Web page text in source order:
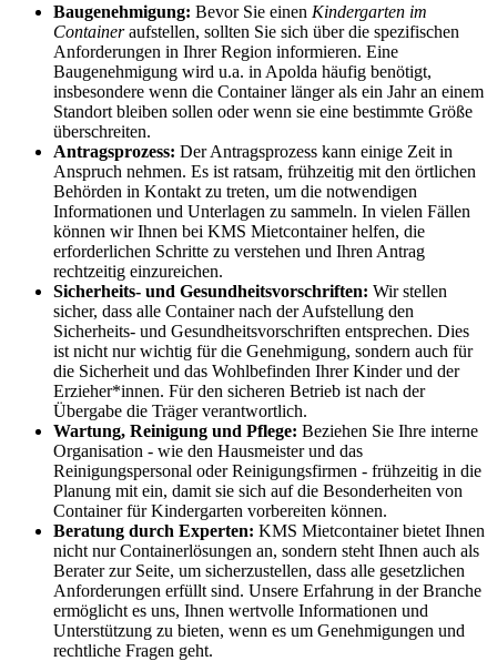
Baugenehmigung: Bevor Sie einen Kindergarten im
Containeraufstellen, sollten Sie sich über die spezifischen
Anforderungen in Ihrer Region informieren. Eine
Baugenehmigung wird u.a. in Apolda häufig benötigt,
insbesondere wenn die Container länger als ein Jahr an einem
Standort bleiben sollen oder wenn sie eine bestimmte Größe
überschreiten.
Antragsprozess: Der Antragsprozess kann einige Zeit in
Anspruch nehmen. Es ist ratsam, frühzeitig mit den örtlichen
Behörden in Kontakt zu treten, um die notwendigen
Informationen und Unterlagen zu sammeln. In vielen Fällen
können wir Ihnen bei KMS Mietcontainer helfen, die
erforderlichen Schritte zu verstehen und Ihren Antrag
rechtzeitig einzureichen.
Sicherheits- und Gesundheitsvorschriften: Wir stellen
sicher, dass alle Container nach der Aufstellung den
Sicherheits- und Gesundheitsvorschriften entsprechen. Dies
ist nicht nur wichtig für die Genehmigung, sondern auch für
die Sicherheit und das Wohlbefinden Ihrer Kinder und der
Erzieher*innen. Für den sicheren Betrieb ist nach der
Übergabe die Träger verantwortlich.
Wartung, Reinigung und Pflege: Beziehen Sie Ihre interne
Organisation - wie den Hausmeister und das
Reinigungspersonal oder Reinigungsfirmen - frühzeitig in die
Planung mit ein, damit sie sich auf die Besonderheiten von
Container für Kindergarten vorbereiten können.
Beratung durch Experten: KMS Mietcontainer bietet Ihnen
nicht nur Containerlösungen an, sondern steht Ihnen auch als
Berater zur Seite, um sicherzustellen, dass alle gesetzlichen
Anforderungen erfüllt sind. Unsere Erfahrung in der Branche
ermöglicht es uns, Ihnen wertvolle Informationen und
Unterstützung zu bieten, wenn es um Genehmigungen und
rechtliche Fragen geht.